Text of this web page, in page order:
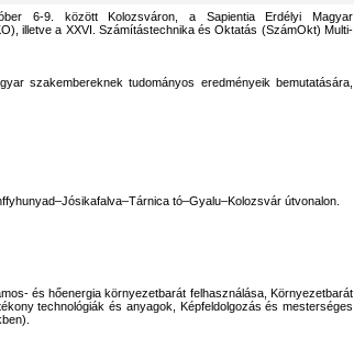
6-9. között Kolozsváron, a Sapientia Erdélyi Magyar
illetve a XXVI. Számítástechnika és Oktatás (SzámOkt) Multi-
szakembereknek tudományos eredményeik bemutatására,
tó–Gyalu–Kolozsvár útvonalon.
és hőenergia környezetbarát felhasználása, Környezetbarát
technológiák és anyagok, Képfeldolgozás és mesterséges